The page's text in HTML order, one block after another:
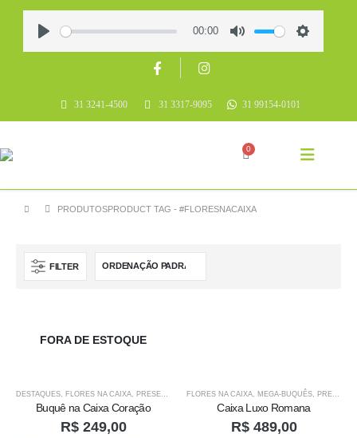
00:00
31 3241-4500 31 3317-9095 31 99154-0101
0
PRODUTOSPRODUCT TAG - #FLORESNACAIXA
FILTER
FORA DE ESTOQUE
DESTAQUES FLORES NA CAIXA PRESENTE PARA O SEU AMOR
Buquê na Caixa Coração
R$249,00
FLORES NA CAIXA MEGA-BUQUÊS PRESENTE PARA O SEU AMOR
Caixa Luxo Romana
R$489,00